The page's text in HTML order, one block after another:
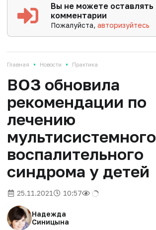
Вы не можете оставлять
комментарии
Пожалуйста,авторизуйтесь
Главная • Новости • Практика
ВОЗ обновила
рекомендации по
лечению
мультисистемного
воспалительного
синдрома у детей
25.11.2021 10:57
Надежда
Синицына